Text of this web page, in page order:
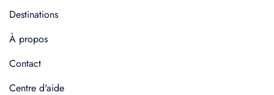
Destinations
À propos
Contact
Centre d'aide